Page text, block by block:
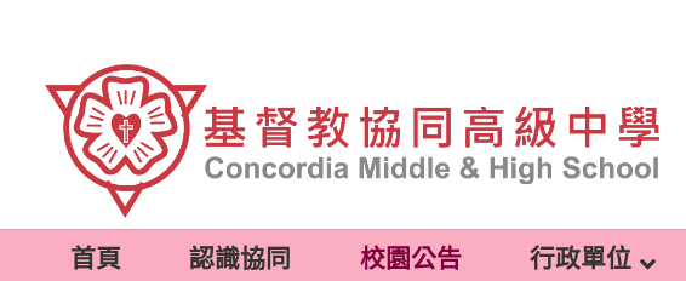
容
首頁 認識協同 校園公告 行政單位